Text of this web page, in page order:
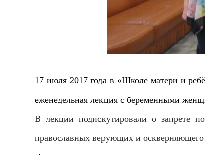
17 июля 2017 года в «Школе матери и
еженедельная лекция с беременными
В лекции подискутировали о запрете
православных верующих и